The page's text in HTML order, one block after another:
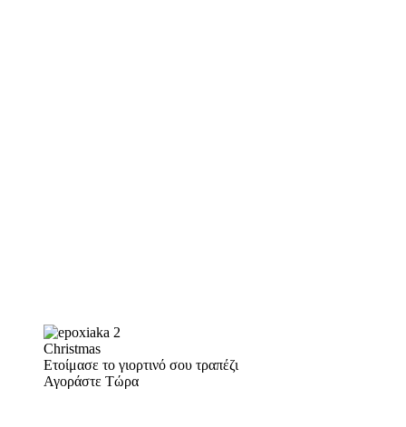
Christmas
Ετοίμασε το γιορτινό σου τραπέζι
Αγοράστε Τώρα